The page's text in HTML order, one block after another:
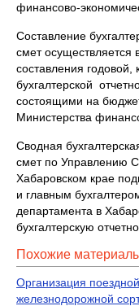
финансово-
Составление
смет осуществляется
составления годовой,
бухгалтерской
состоящими на
Министерства
Сводная
смет по Управлению
Хабаровском крае
и главным
департамента в
бухгалтерскую
Похожие
Организация
железнодорожной